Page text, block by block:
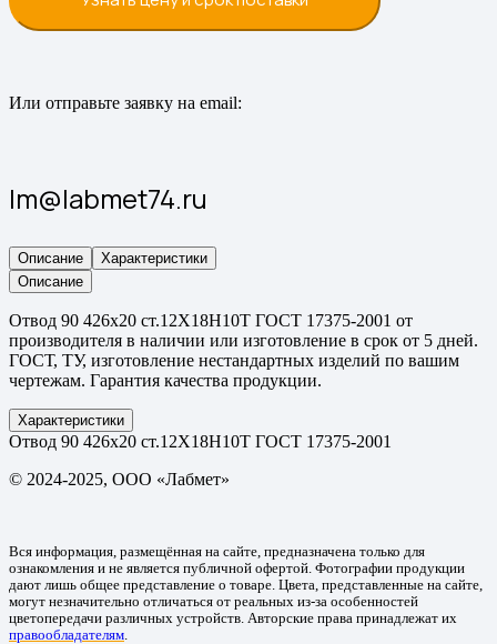
Или отправьте заявку на email:
lm@labmet74.ru
Описание
Характеристики
Описание
Отвод 90 426х20 ст.12Х18Н10Т ГОСТ 17375-2001 от
производителя в наличии или изготовление в срок от 5 дней.
ГОСТ, ТУ, изготовление нестандартных изделий по вашим
чертежам. Гарантия качества продукции.
Характеристики
Отвод 90 426х20 ст.12Х18Н10Т ГОСТ 17375-2001
© 2024-2025, ООО «Лабмет»
Вся информация, размещённая на сайте, предназначена только для
ознакомления и не является публичной офертой. Фотографии продукции
дают лишь общее представление о товаре. Цвета, представленные на сайте,
могут незначительно отличаться от реальных из-за особенностей
цветопередачи различных устройств. Авторские права принадлежат их
правообладателям